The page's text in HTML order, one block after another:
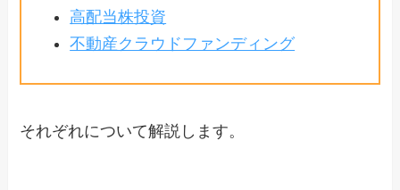
高配当株投資
不動産クラウドファンディング
それぞれについて解説します。